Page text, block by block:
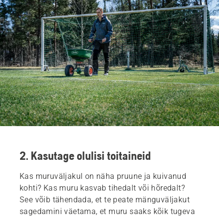
2. Kasutage olulisi toitaineid
Kas muruväljakul on näha pruune ja kuivanud
kohti? Kas muru kasvab tihedalt või hõredalt?
See võib tähendada, et te peate mänguväljakut
sagedamini väetama, et muru saaks kõik tugeva